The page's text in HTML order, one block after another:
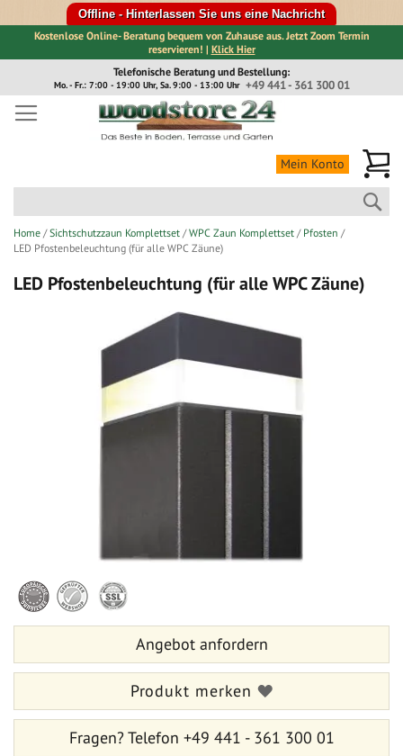
Offline - Hinterlassen Sie uns eine Nachricht
Kostenlose Online- Beratung bequem von Zuhause aus. Jetzt Zoom Termin
reservieren! | Klick Hier
Inhalt
Telefonische Beratung und Bestellung:
+49 441 - 361 300 01
Mo. - Fr.: 7:00 - 19:00 Uhr, Sa. 9:00 - 13:00 Uhr
Mein Konto
Home Sichtschutzzaun Komplettset WPC Zaun Komplettset
Pfosten
LED Pfostenbeleuchtung (für alle WPC Zäune)
LED Pfostenbeleuchtung (für alle WPC Zäune)
Anfang
der
Bildergalerie
Angebot anfordern
Produkt merken
Fragen?Telefon +49 441 - 361 300 01